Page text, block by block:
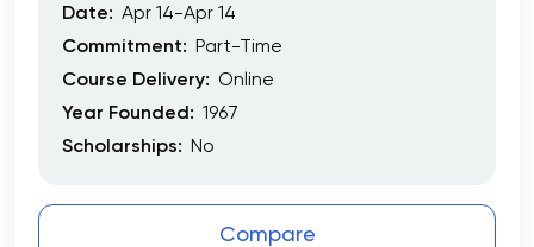
Date: Apr 14-Apr 14
Commitment: Part-Time
Course Delivery: Online
Year Founded: 1967
Scholarships: No
Compare